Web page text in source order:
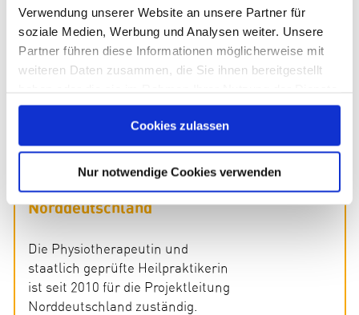
Verwendung unserer Website an unsere Partner für
soziale Medien, Werbung und Analysen weiter. Unsere
Partner führen diese Informationen möglicherweise mit
weiteren Daten zusammen, die Sie ihnen bereitgestellt
gesammelt haben. Sie geben Einwilligung zu unseren
Cookies, wenn Sie unsere Webseite weiterhin nutzen.
Cookies zulassen
Nur notwendige Cookies verwenden
Ferienauszeiten zuständig.
n.kramer@kindness-for-
Norddeutschland
Die Physiotherapeutin und
staatlich geprüfte Heilpraktikerin
ist seit 2010 für die Projektleitung
Norddeutschland zuständig.